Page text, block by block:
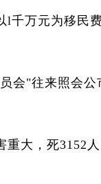
万元为移民费
"往来照会公
，死3152人